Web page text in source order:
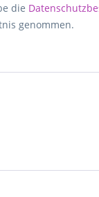
die
genommen.